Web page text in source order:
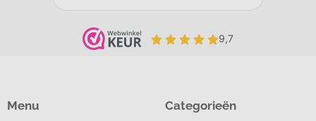
Categorieën
Menu